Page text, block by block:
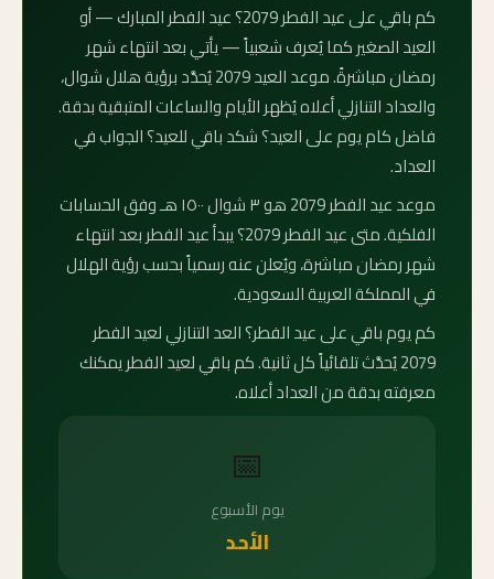
كم باقي على عيد الفطر 2079؟ عيد الفطر المبارك — أو
العيد الصغير كما يُعرف شعبياً — يأتي بعد انتهاء شهر
رمضان مباشرةً. موعد العيد 2079 يُحدَّد برؤية هلال شوال،
والعداد التنازلي أعلاه يُظهر الأيام والساعات المتبقية بدقة.
فاضل كام يوم على العيد؟ شكد باقي للعيد؟ الجواب في
العداد.
موعد عيد الفطر 2079 هو ٣ شوال ١٥٠٠ هـ وفق الحسابات
الفلكية. متى عيد الفطر 2079؟ يبدأ عيد الفطر بعد انتهاء
شهر رمضان مباشرة، ويُعلن عنه رسمياً بحسب رؤية الهلال
في المملكة العربية السعودية.
كم يوم باقي على عيد الفطر؟ العد التنازلي لعيد الفطر
2079 يُحدَّث تلقائياً كل ثانية. كم باقي لعيد الفطر يمكنك
معرفته بدقة من العداد أعلاه.
📅
يوم الأسبوع
الأحد